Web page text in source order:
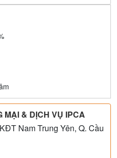
MẠI & DỊCH VỤ IPCA
Nam Trung Yên, Q. Cầu